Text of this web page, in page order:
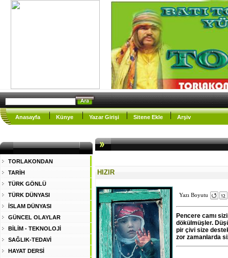
Anasayfa Künye Yazar Girişi Sitene Ekle Arşiv
HIZIR
Yazı Boyutu
Pencere camı
dökülmüşler.
pir çivi size
zor zamanlarda
TORLAKONDAN
TARİH
TÜRK GÖNLÜ
TÜRK DÜNYASI
İSLAM DÜNYASI
GÜNCEL OLAYLAR
BİLİM - TEKNOLOJİ
SAĞLIK-TEDAVİ
HAYAT DERSİ